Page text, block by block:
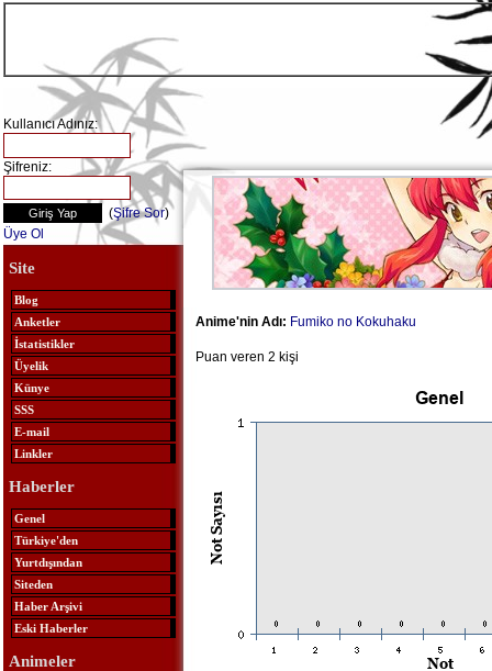
Kullanıcı Adınız:
Şifreniz:
(Şifre Sor)
Üye Ol
Site
Blog
Anketler
İstatistikler
Üyelik
Künye
SSS
E-mail
Linkler
Haberler
Genel
Türkiye'den
Yurtdışından
Siteden
Haber Arşivi
Eski Haberler
Animeler
Anime'nin Adı: Fumiko no Kokuhaku
Puan veren 2 kişi